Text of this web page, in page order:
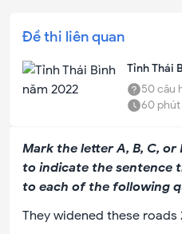
Mark the letter A, B, C,
to indicate the sentence
to each of the following
They widened these roads
Đề thi liên quan
Tỉnh Thái
50câu
60phút